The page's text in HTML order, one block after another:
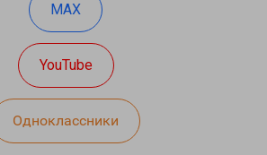
MAX
YouTube
Одноклассники